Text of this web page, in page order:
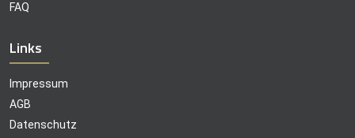
FAQ
Links
Impressum
AGB
Datenschutz